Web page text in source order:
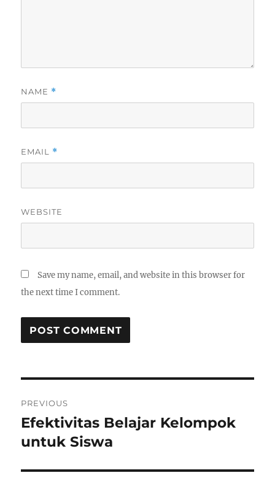
NAME *
EMAIL *
WEBSITE
Save my name, email, and website in this browser for
the next time I comment.
navigation
PREVIOUS
Previous
post:
Efektivitas Belajar Kelompok
untuk Siswa